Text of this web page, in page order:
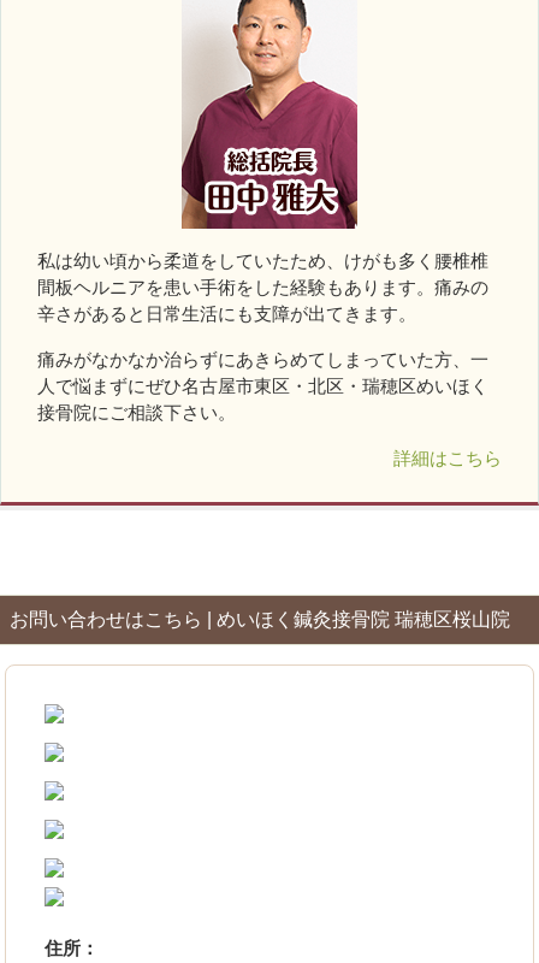
私は幼い頃から柔道をしていたため、けがも多く腰椎椎
間板ヘルニアを患い手術をした経験もあります。痛みの
辛さがあると日常生活にも支障が出てきます。
痛みがなかなか治らずにあきらめてしまっていた方、一
人で悩まずにぜひ名古屋市東区・北区・瑞穂区めいほく
接骨院にご相談下さい。
詳細はこちら
お問い合わせはこちら | めいほく鍼灸接骨院 瑞穂区桜山院
住所：